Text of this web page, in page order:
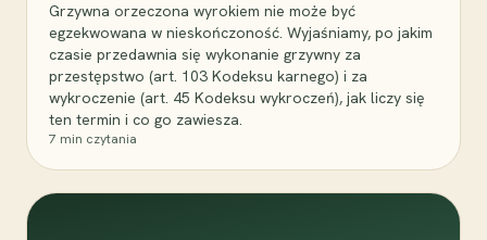
Grzywna orzeczona wyrokiem nie może być
egzekwowana w nieskończoność. Wyjaśniamy, po jakim
czasie przedawnia się wykonanie grzywny za
przestępstwo (art. 103 Kodeksu karnego) i za
wykroczenie (art. 45 Kodeksu wykroczeń), jak liczy się
ten termin i co go zawiesza.
7 min czytania